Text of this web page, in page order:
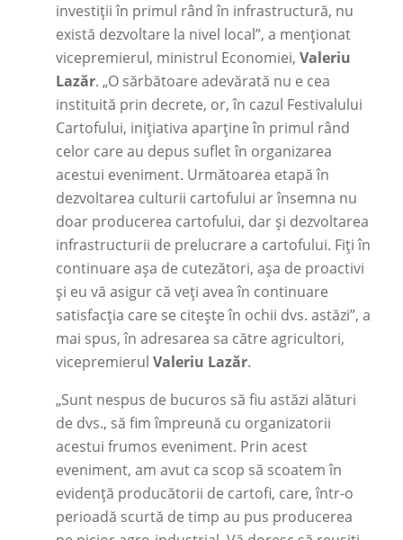
investiții în primul rând în infrastructură, nu
există dezvoltare la nivel local”, a menționat
vicepremierul, ministrul Economiei, Valeriu
Lazăr. „O sărbătoare adevărată nu e cea
instituită prin decrete, or, în cazul Festivalului
Cartofului, inițiativa aparține în primul rând
celor care au depus suflet în organizarea
acestui eveniment. Următoarea etapă în
dezvoltarea culturii cartofului ar însemna nu
doar producerea cartofului, dar și dezvoltarea
infrastructurii de prelucrare a cartofului. Fiți în
continuare așa de cutezători, așa de proactivi
și eu vă asigur că veți avea în continuare
satisfacția care se citește în ochii dvs. astăzi”, a
mai spus, în adresarea sa către agricultori,
vicepremierul Valeriu Lazăr.
„Sunt nespus de bucuros să fiu astăzi alături
de dvs., să fim împreună cu organizatorii
acestui frumos eveniment. Prin acest
eveniment, am avut ca scop să scoatem în
evidență producătorii de cartofi, care, într-o
perioadă scurtă de timp au pus producerea